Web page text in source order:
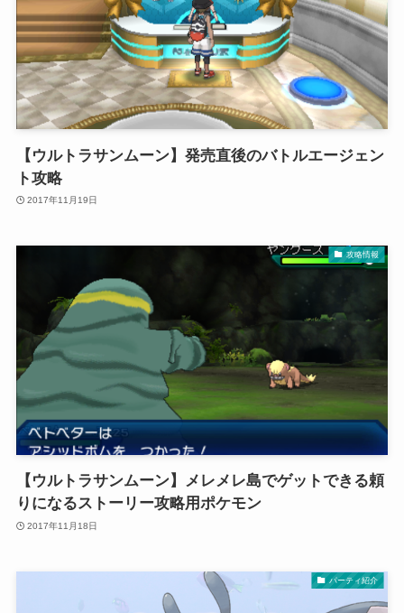
【ウルトラサンムーン】発売直後のバトルエージェン
ト攻略
2017年11月19日
攻略情報
【ウルトラサンムーン】メレメレ島でゲットできる頼
りになるストーリー攻略用ポケモン
2017年11月18日
パーティ紹介